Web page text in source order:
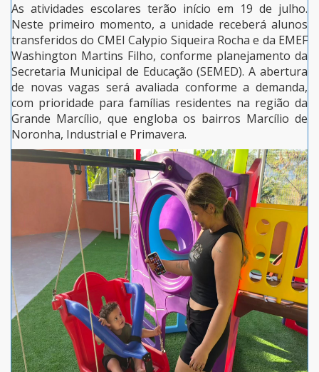
As atividades escolares terão início em 19 de julho.
Neste primeiro momento, a unidade receberá alunos
transferidos do CMEI Calypio Siqueira Rocha e da EMEF
Washington Martins Filho, conforme planejamento da
Secretaria Municipal de Educação (SEMED). A abertura
de novas vagas será avaliada conforme a demanda,
com prioridade para famílias residentes na região da
Grande Marcílio, que engloba os bairros Marcílio de
Noronha, Industrial e Primavera.